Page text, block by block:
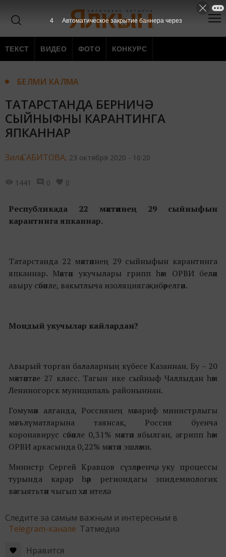
ТЕКСТ ВИДЕО ФОТО КОНКУРС
БЕЛМИ КАЛМА
ТАТАРСТАНДА БЕРНИЧӘ
СЫЙНЫФНЫ КАРАНТИНГА
ЯПКАННАР
Зилә САБИТОВА, 23 октября 2020 - 16:20
1441 0 0
Республикада 22 мәктәпнең 29 сыйныфын
карантинга япканнар.
Татарстанда 22 мәктәпнең 29 сыйныфын карантинга
япканнар. Мәктәп укучылары грипп һәм ОРВИ белән
авыру сәбәпле, вакытлыча изоляциягә җибәрелгән.
Мондый укучылар кайлардан?
Авырый торган балаларның күбесе Казаннан. Бу – 20
мәктәптәге 27 класс. Тагын ике сыйныф Чаллыдан һәм
Лениногорск муниципаль районыннан.
Гомумән алганда, Россиянең мәгариф министрлыгы
мәгълүматларына таянсак, Россия буенча
коронавирус сәбәпле 0,31% мәктәп ябылган, ә грипп һәм
ОРВИ аркасында 0,22% мәктәп эшләми.
Министр Сергей Кравцов сүзләренчә, уку процессы
турында карар һәр региондагы эпидемиологик
вәзгыятьтән чыгып хәл ителә.
Следите за самым важным и интересным в
Telegram-канале Татмедиа
Нравится
3 Автоматическое закрытие баннера через